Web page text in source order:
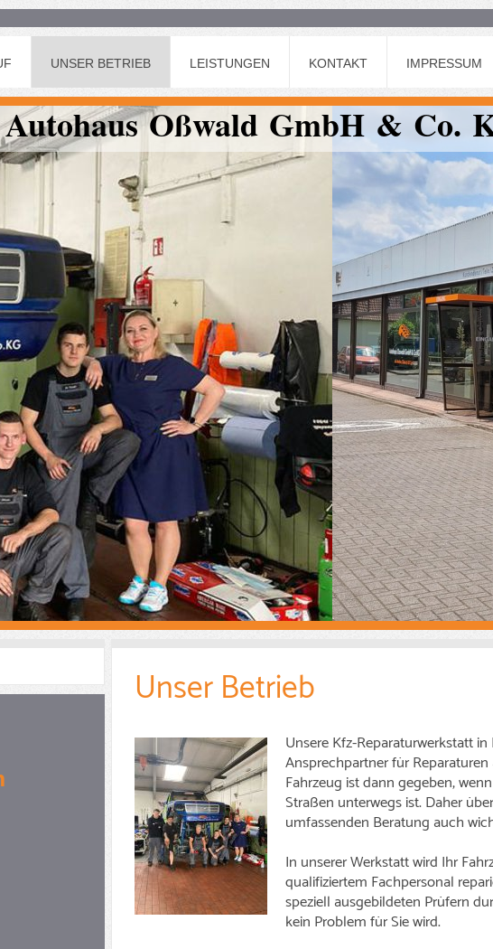
UNSER BETRIEB LEISTUNGEN KONTAKT IMPRESSUM
Autohaus Oßwald GmbH & Co.
Unser Betrieb
Unsere Kfz-Reparaturwerkstatt
Ansprechpartner für
Fahrzeug ist dann gegeben,
Straßen unterwegs ist. Daher
umfassenden Beratung auch
In unserer Werkstatt wird Ihr
qualifiziertem Fachpersonal
speziell ausgebildeten Prüfern
kein Problem für Sie wird.